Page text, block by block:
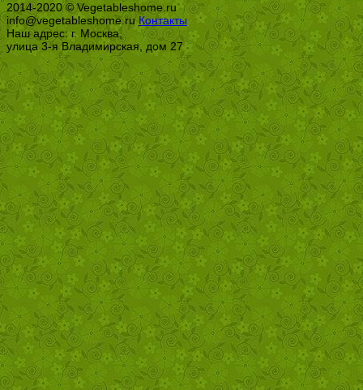
2014-2020 © Vegetableshome.ru
info@vegetableshome.ruКонтакты
Наш адрес: г. Москва,
улица 3-я Владимирская, дом 27